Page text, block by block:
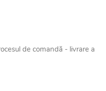
de comandă - livrare a